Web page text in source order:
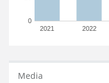
2021 2022
0
Media